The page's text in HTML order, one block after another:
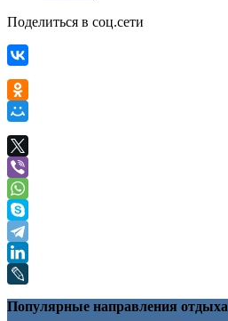
Поделиться в соц.сети
Популярные направления отдыха